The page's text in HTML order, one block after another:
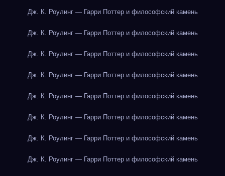
Дж. К. Роулинг — Гарри Поттер и философский камень
Дж. К. Роулинг — Гарри Поттер и философский камень
Дж. К. Роулинг — Гарри Поттер и философский камень
Дж. К. Роулинг — Гарри Поттер и философский камень
Дж. К. Роулинг — Гарри Поттер и философский камень
Дж. К. Роулинг — Гарри Поттер и философский камень
Дж. К. Роулинг — Гарри Поттер и философский камень
Дж. К. Роулинг — Гарри Поттер и философский камень